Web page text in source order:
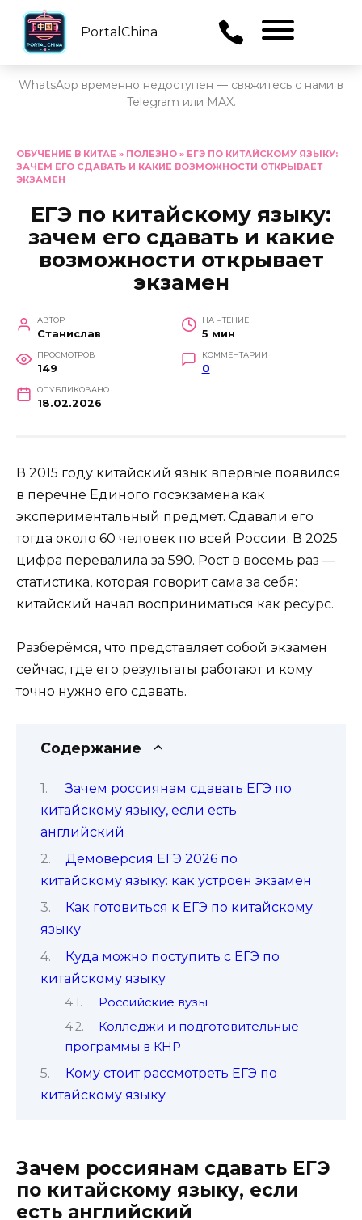
PortalChina
WhatsApp временно недоступен — свяжитесь с нами в
Telegram или MAX.
содержанию
ОБУЧЕНИЕ В КИТАЕ » ПОЛЕЗНО » ЕГЭ ПО КИТАЙСКОМУ ЯЗЫКУ:
ЗАЧЕМ ЕГО СДАВАТЬ И КАКИЕ ВОЗМОЖНОСТИ ОТКРЫВАЕТ
ЭКЗАМЕН
ЕГЭ по китайскому языку:
зачем его сдавать и какие
возможности открывает
экзамен
АВТОР
Станислав
НА ЧТЕНИЕ
5 мин
ПРОСМОТРОВ
149
КОММЕНТАРИИ
0
ОПУБЛИКОВАНО
18.02.2026
В 2015 году китайский язык впервые появился
в перечне Единого госэкзамена как
экспериментальный предмет. Сдавали его
тогда около 60 человек по всей России. В 2025
цифра перевалила за 590. Рост в восемь раз —
статистика, которая говорит сама за себя:
китайский начал восприниматься как ресурс.
Разберёмся, что представляет собой экзамен
сейчас, где его результаты работают и кому
точно нужно его сдавать.
Содержание
Зачем россиянам сдавать ЕГЭ по
китайскому языку, если есть
английский
Демоверсия ЕГЭ 2026 по
китайскому языку: как устроен экзамен
Как готовиться к ЕГЭ по китайскому
языку
Куда можно поступить с ЕГЭ по
китайскому языку
Российские вузы
Колледжи и подготовительные
программы в КНР
Кому стоит рассмотреть ЕГЭ по
китайскому языку
Зачем россиянам сдавать ЕГЭ
по китайскому языку, если
есть английский